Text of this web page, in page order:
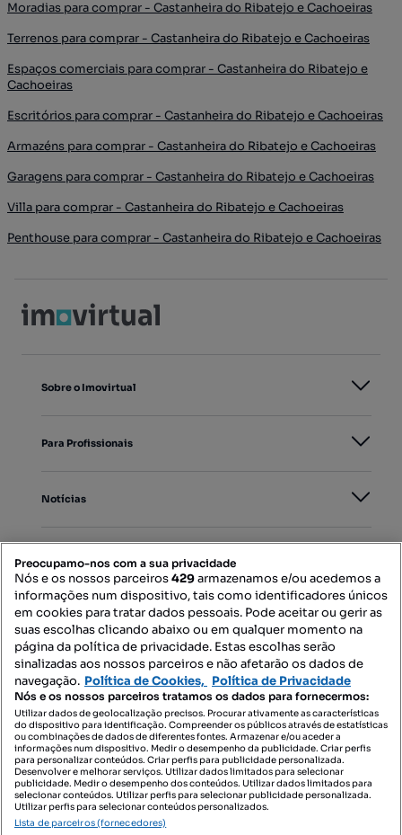
Moradias para comprar - Castanheira do Ribatejo e Cachoeiras
Terrenos para comprar - Castanheira do Ribatejo e Cachoeiras
Espaços comerciais para comprar - Castanheira do Ribatejo e
Cachoeiras
Escritórios para comprar - Castanheira do Ribatejo e Cachoeiras
Armazéns para comprar - Castanheira do Ribatejo e Cachoeiras
Garagens para comprar - Castanheira do Ribatejo e Cachoeiras
Villa para comprar - Castanheira do Ribatejo e Cachoeiras
Penthouse para comprar - Castanheira do Ribatejo e Cachoeiras
Sobre o Imovirtual
Para Profissionais
Notícias
Mapa do Site
Contacte-nos
SIGA-NOS:
DESCARREGAR NA:
Preocupamo-nos com a sua privacidade
Nós e os nossos parceiros429armazenamos e/ou acedemos a
informações num dispositivo, tais como identificadores únicos
em cookies para tratar dados pessoais. Pode aceitar ou gerir as
suas escolhas clicando abaixo ou em qualquer momento na
página da política de privacidade. Estas escolhas serão
sinalizadas aos nossos parceiros e não afetarão os dados de
navegação. Política de Cookies, Política de Privacidade
Nós e os nossos parceiros tratamos os dados para fornecermos:
Utilizar dados de geolocalização precisos. Procurar ativamente as características
do dispositivo para identificação. Compreender os públicos através de estatísticas
ou combinações de dados de diferentes fontes. Armazenar e/ou aceder a
informações num dispositivo. Medir o desempenho da publicidade. Criar perfis
para personalizar conteúdos. Criar perfis para publicidade personalizada.
Desenvolver e melhorar serviços. Utilizar dados limitados para selecionar
publicidade. Medir o desempenho dos conteúdos. Utilizar dados limitados para
selecionar conteúdos. Utilizar perfis para selecionar publicidade personalizada.
Utilizar perfis para selecionar conteúdos personalizados.
Lista de parceiros (fornecedores)